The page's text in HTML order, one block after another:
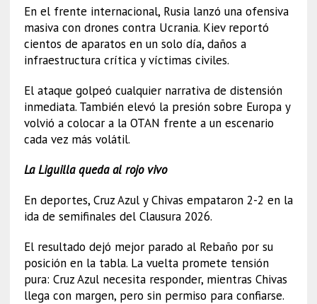
En el frente internacional, Rusia lanzó una ofensiva
masiva con drones contra Ucrania. Kiev reportó
cientos de aparatos en un solo día, daños a
infraestructura crítica y víctimas civiles.
El ataque golpeó cualquier narrativa de distensión
inmediata. También elevó la presión sobre Europa y
volvió a colocar a la OTAN frente a un escenario
cada vez más volátil.
La Liguilla queda al rojo vivo
En deportes, Cruz Azul y Chivas empataron 2-2 en la
ida de semifinales del Clausura 2026.
El resultado dejó mejor parado al Rebaño por su
posición en la tabla. La vuelta promete tensión
pura: Cruz Azul necesita responder, mientras Chivas
llega con margen, pero sin permiso para confiarse.